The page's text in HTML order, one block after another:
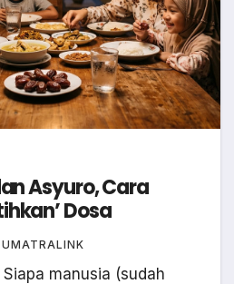
Asyuro, Cara
Dosa
Siapa manusia (sudah